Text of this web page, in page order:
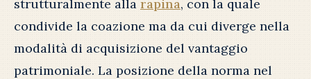
strutturalmente alla rapina, con la quale
condivide la coazione ma da cui diverge nella
modalità di acquisizione del vantaggio
patrimoniale. La posizione della norma nel